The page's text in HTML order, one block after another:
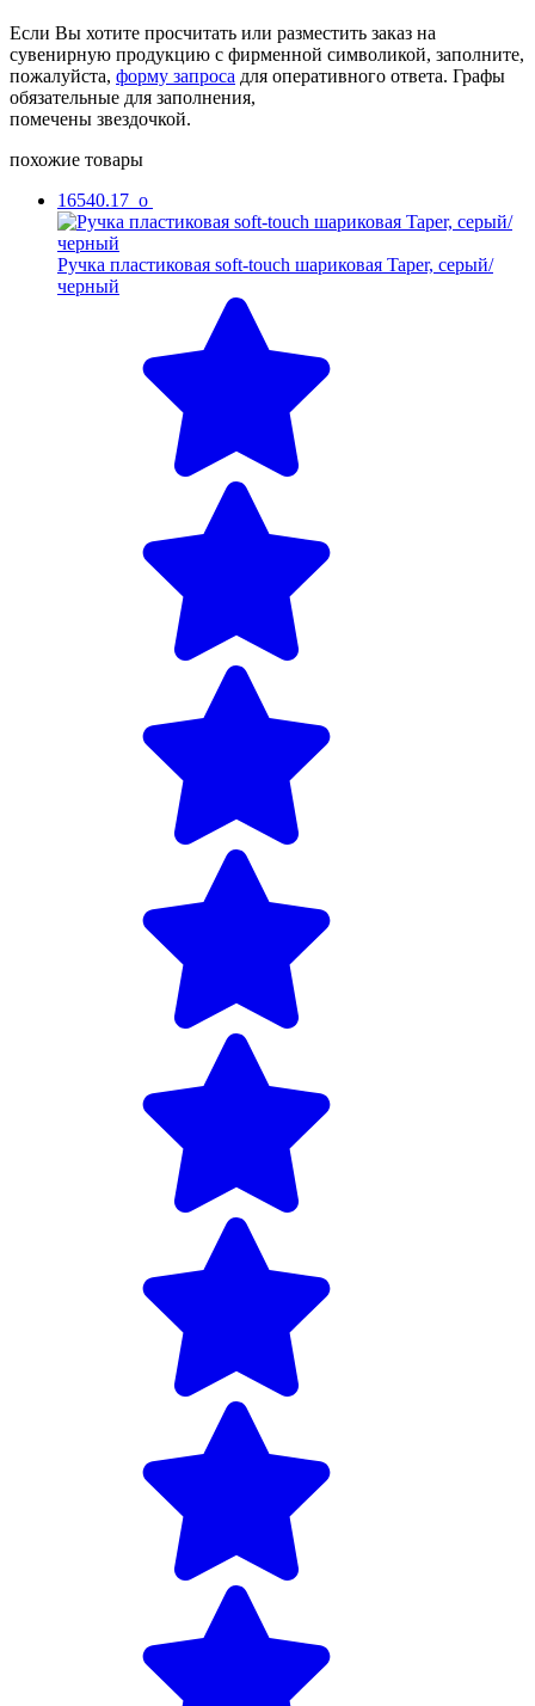
Если Вы хотите просчитать или разместить заказ на
сувенирную продукцию с фирменной символикой, заполните,
пожалуйста, форму запроса для оперативного ответа. Графы
обязательные для заполнения,
помечены звездочкой.
похожие товары
16540.17_o
Ручка пластиковая soft-touch шариковая Taper, серый/
черный